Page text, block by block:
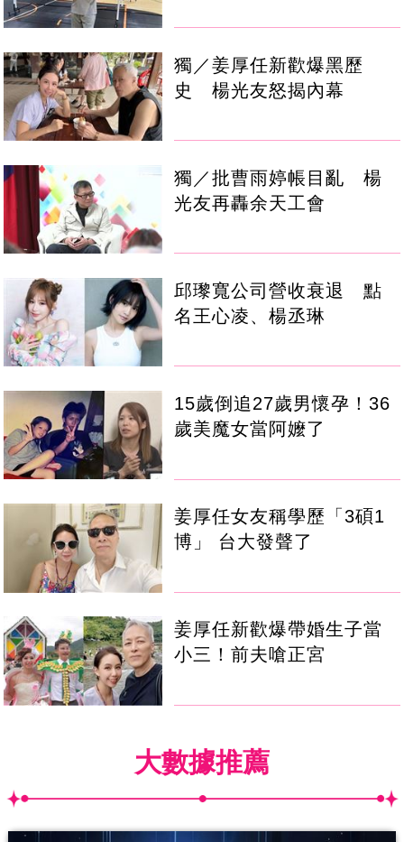
獨／姜厚任新歡爆黑歷
史 楊光友怒揭內幕
獨／批曹雨婷帳目亂 楊
光友再轟余天工會
邱瓈寬公司營收衰退 點
名王心凌、楊丞琳
15歲倒追27歲男懷孕！36
歲美魔女當阿嬤了
姜厚任女友稱學歷「3碩1
博」 台大發聲了
姜厚任新歡爆帶婚生子當
小三！前夫嗆正宮
大數據推薦